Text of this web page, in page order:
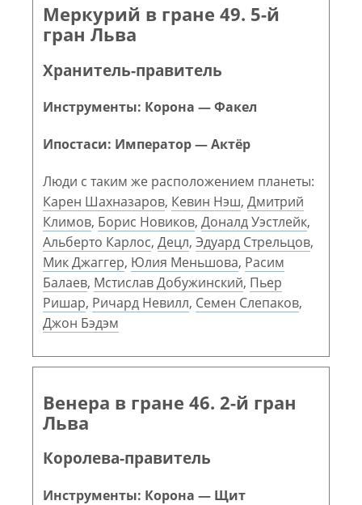
Меркурий в гране 49. 5-й
гран Льва
Хранитель-правитель
Инструменты: Корона — Факел
Ипостаси: Император — Актёр
Люди с таким же расположением планеты:
Карен Шахназаров, Кевин Нэш, Дмитрий
Климов, Борис Новиков, Доналд Уэстлейк,
Альберто Карлос, Децл, Эдуард Стрельцов,
Мик Джаггер, Юлия Меньшова, Расим
Балаев, Мстислав Добужинский, Пьер
Ришар, Ричард Невилл, Семен Слепаков,
Джон Бэдэм
Венера в гране 46. 2-й гран
Льва
Королева-правитель
Инструменты: Корона — Щит